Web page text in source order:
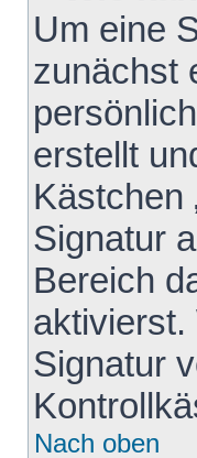
Um eine
zunächst
erstellt
Kästchen
Signatur
Bereich
aktivierst.
Signatur
Nach oben